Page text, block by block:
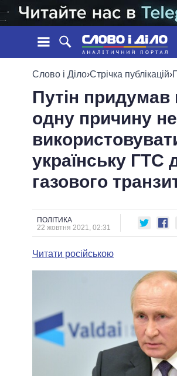
НОВИНИ
СТРІЧКА
ПОДІЇ
СТАТТІ
ДУМКИ
ОГЛЯДИ
ДАЙДЖЕСТИ
ОБIЦЯНКИ
ПОЛIТИКИ
УСІ ПОЛІТИКИ
ПРЕЗИДЕНТ І ОФІС
ВЕРХОВНА РАДА
ГОЛОВИ ОБЛАДМІНІСТРАЦІЙ
МЕРИ МІСТ
ВСІ ПЕРСОНИ
ІНФОГРАФІКА
ВІДЕО
ПОРІВНЯННЯ
Слово і Діло›Стрічка публікацій›
Путін придумав
одну причину не
українську ГТС
газового
ПОЛІТИКА
22 жовтня 2021, 02:31
Читати російською